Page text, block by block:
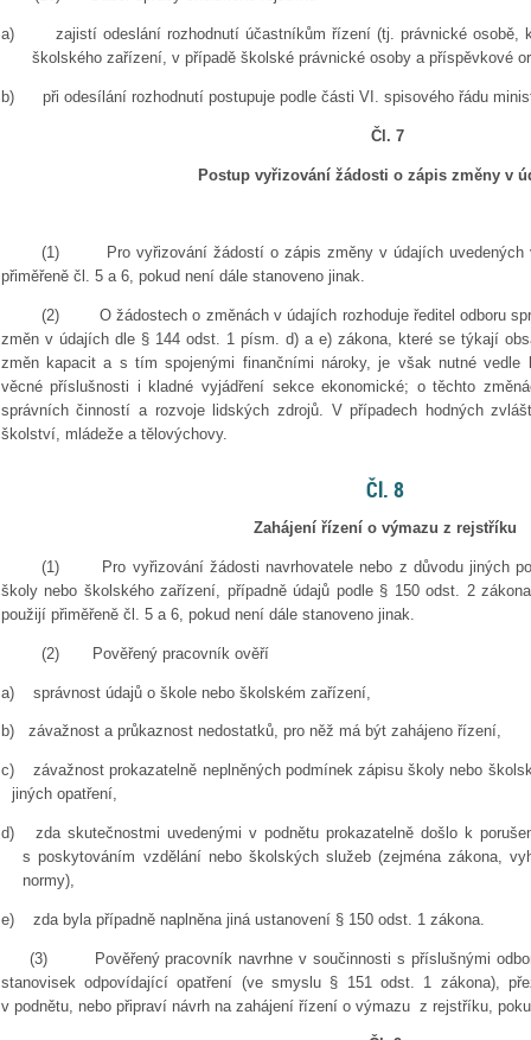
a)
zajistí odeslání rozhodnutí účastníkům řízení (tj. právnické osobě,
školského zařízení, v případě školské právnické osoby a příspěvkové
b) při odesílání rozhodnutí postupuje podle části VI. spisového řádu
Čl. 7
Postup vyřizování žádosti o zápis změny v
(1)
Pro vyřizování žádostí o zápis změny v údajích
přiměřeně čl. 5 a 6, pokud není dále stanoveno jinak.
(2)
O žádostech o změnách v údajích rozhoduje ředitel odboru
změn v údajích dle § 144 odst. 1 písm. d) a e) zákona, které se týkají
změn kapacit a s tím spojenými finančními nároky, je však nutné vedle
věcné příslušnosti i kladné vyjádření sekce ekonomické; o těchto
správních činností a rozvoje lidských zdrojů. V případech hodných
školství, mládeže a tělovýchovy.
Čl. 8
Zahájení řízení o výmazu z rejstříku
(1)
Pro vyřizování žádosti navrhovatele nebo z důvodu jiných
školy nebo školského zařízení, případně údajů podle § 150 odst. 2
použijí přiměřeně čl. 5 a 6, pokud není dále stanoveno jinak.
(2) Pověřený pracovník ověří
a) správnost údajů o škole nebo školském zařízení,
b) závažnost a průkaznost nedostatků, pro něž má být zahájeno řízení,
c)
závažnost prokazatelně neplněných podmínek zápisu školy nebo
jiných opatření,
d)
zda skutečnostmi uvedenými v podnětu prokazatelně došlo k
s poskytováním vzdělání nebo školských služeb (zejména zákona,
normy),
e) zda byla případně naplněna jiná ustanovení § 150 odst. 1 zákona.
(3)
Pověřený pracovník navrhne v součinnosti s příslušnými
stanovisek odpovídající opatření (ve smyslu § 151 odst. 1 zákona),
v podnětu, nebo připraví návrh na zahájení řízení o výmazu z rejstříku,